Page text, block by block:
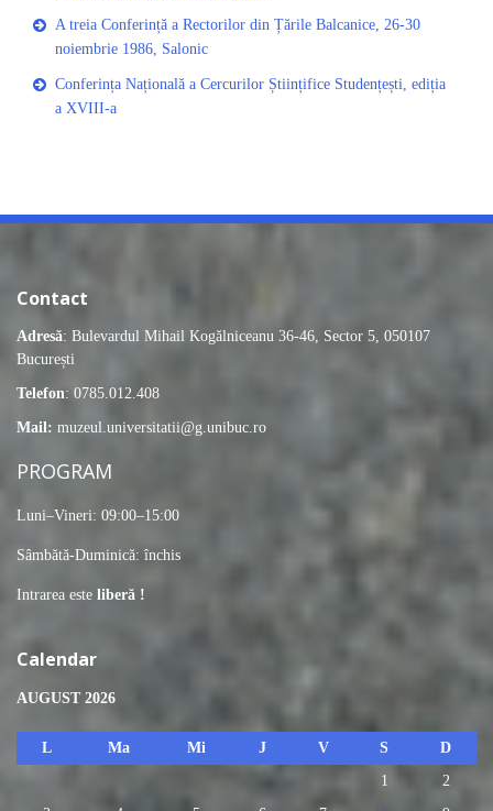
A treia Conferință a Rectorilor din Țările Balcanice, 26-30
noiembrie 1986, Salonic
Conferința Națională a Cercurilor Științifice Studențești, ediția
a XVIII-a
Contact
Adresă: Bulevardul Mihail Kogălniceanu 36-46, Sector 5, 050107
București
Telefon: 0785.012.408
Mail: muzeul.universitatii@g.unibuc.ro
PROGRAM
Luni–Vineri: 09:00–15:00
Sâmbătă-Duminică: închis
Intrarea este liberă !
Calendar
AUGUST 2026
L Ma Mi J V S
D
1
2